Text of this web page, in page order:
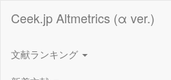
Ceek.jp Altmetrics (α ver.)
文献ランキング